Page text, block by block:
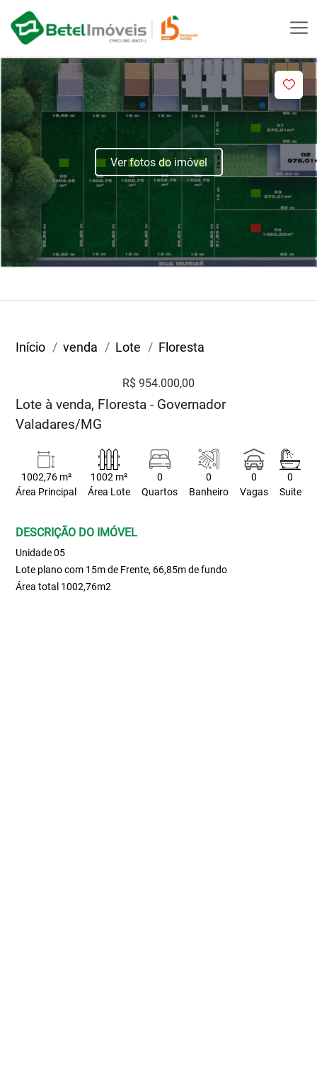
Ver fotos do imóvel
Início venda Lote Floresta
R$ 954.000,00
Lote à venda, Floresta - Governador
Valadares/MG
1002,76 m²
Área Principal
1002 m²
Área Lote
0
Quartos
0
Banheiro
0
Vagas
0
Suite
DESCRIÇÃO DO IMÓVEL
Unidade 05
Lote plano com 15m de Frente, 66,85m de fundo
Área total 1002,76m2